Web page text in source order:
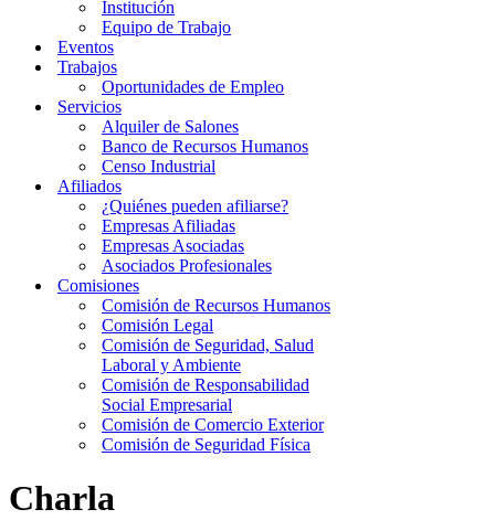
Institución
Equipo de Trabajo
Eventos
Trabajos
Oportunidades de Empleo
Servicios
Alquiler de Salones
Banco de Recursos Humanos
Censo Industrial
Afiliados
¿Quiénes pueden afiliarse?
Empresas Afiliadas
Empresas Asociadas
Asociados Profesionales
Comisiones
Comisión de Recursos Humanos
Comisión Legal
Comisión de Seguridad, Salud
Laboral y Ambiente
Comisión de Responsabilidad
Social Empresarial
Comisión de Comercio Exterior
Comisión de Seguridad Física
Charla